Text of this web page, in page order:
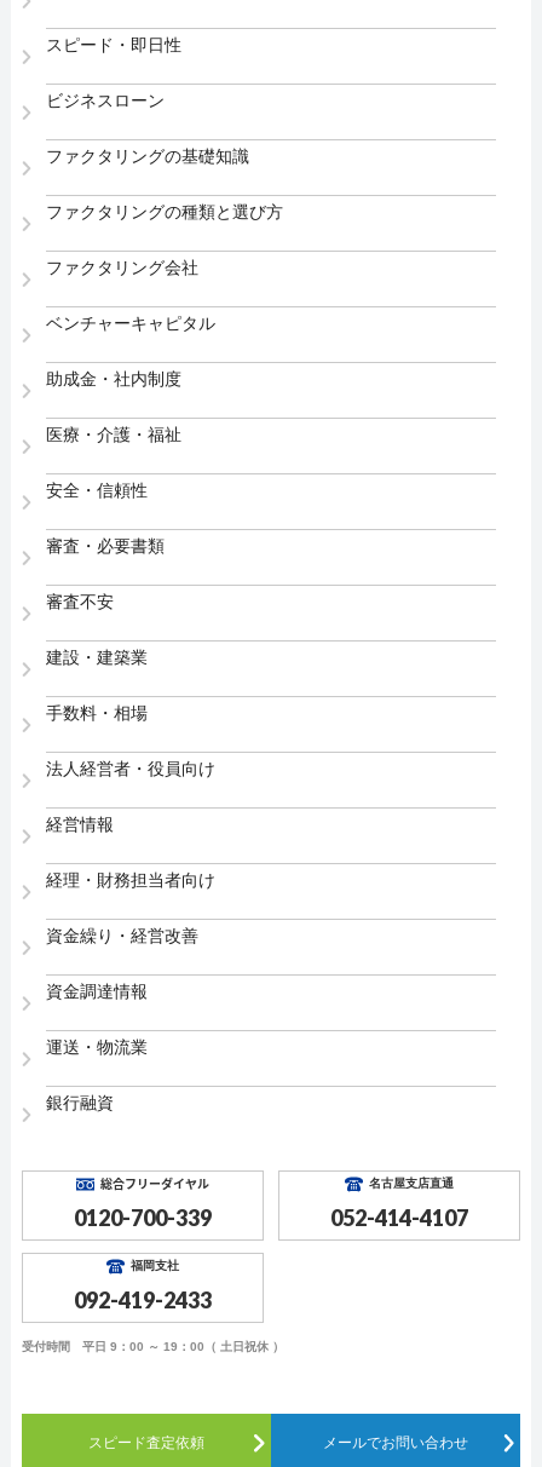
スピード・即日性
ビジネスローン
ファクタリングの基礎知識
ファクタリングの種類と選び方
ファクタリング会社
ベンチャーキャピタル
助成金・社内制度
医療・介護・福祉
安全・信頼性
審査・必要書類
審査不安
建設・建築業
手数料・相場
法人経営者・役員向け
経営情報
経理・財務担当者向け
資金繰り・経営改善
資金調達情報
運送・物流業
銀行融資
総合フリーダイヤル
0120-700-339
名古屋支店直通
052-414-4107
福岡支社
092-419-2433
受付時間 平日 9：00 ～ 19：00（ 土日祝休 ）
スピード査定依頼 メールでお問い合わせ